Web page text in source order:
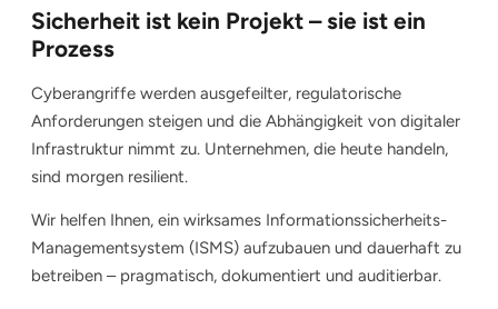
Sicherheit ist kein Projekt – sie ist ein
Prozess
Cyberangriffe werden ausgefeilter, regulatorische
Anforderungen steigen und die Abhängigkeit von digitaler
Infrastruktur nimmt zu. Unternehmen, die heute handeln,
sind morgen resilient.
Wir helfen Ihnen, ein wirksames Informationssicherheits-
Managementsystem (ISMS) aufzubauen und dauerhaft zu
betreiben – pragmatisch, dokumentiert und auditierbar.